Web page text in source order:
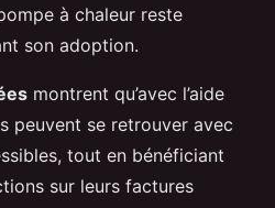
à chaleur reste
son adoption.
montrent qu’avec l’aide
peuvent se retrouver avec
tout en bénéficiant
sur leurs factures